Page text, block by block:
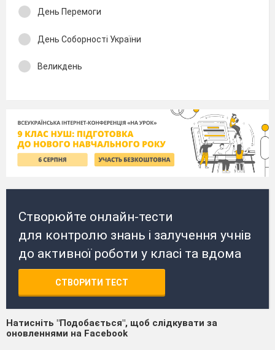
День Перемоги
День Соборності України
Великдень
Створюйте онлайн-тести
для контролю знань і залучення учнів
до активної роботи у класі та вдома
СТВОРИТИ ТЕСТ
Натисніть "Подобається", щоб слідкувати за
оновленнями на Facebook